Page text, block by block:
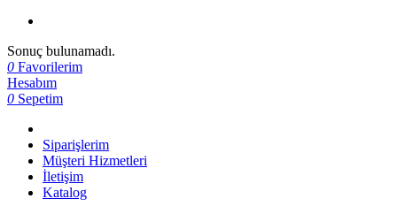
Sonuç bulunamadı.
0 Favorilerim
Hesabım
0 Sepetim
Siparişlerim
Müşteri Hizmetleri
İletişim
Katalog